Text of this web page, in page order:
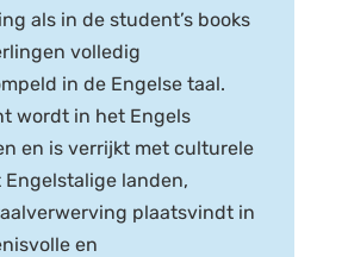
als in de student’s books
volledig
in de Engelse taal.
wordt in het Engels
en is verrijkt met culturele
landen,
plaatsvindt in
en